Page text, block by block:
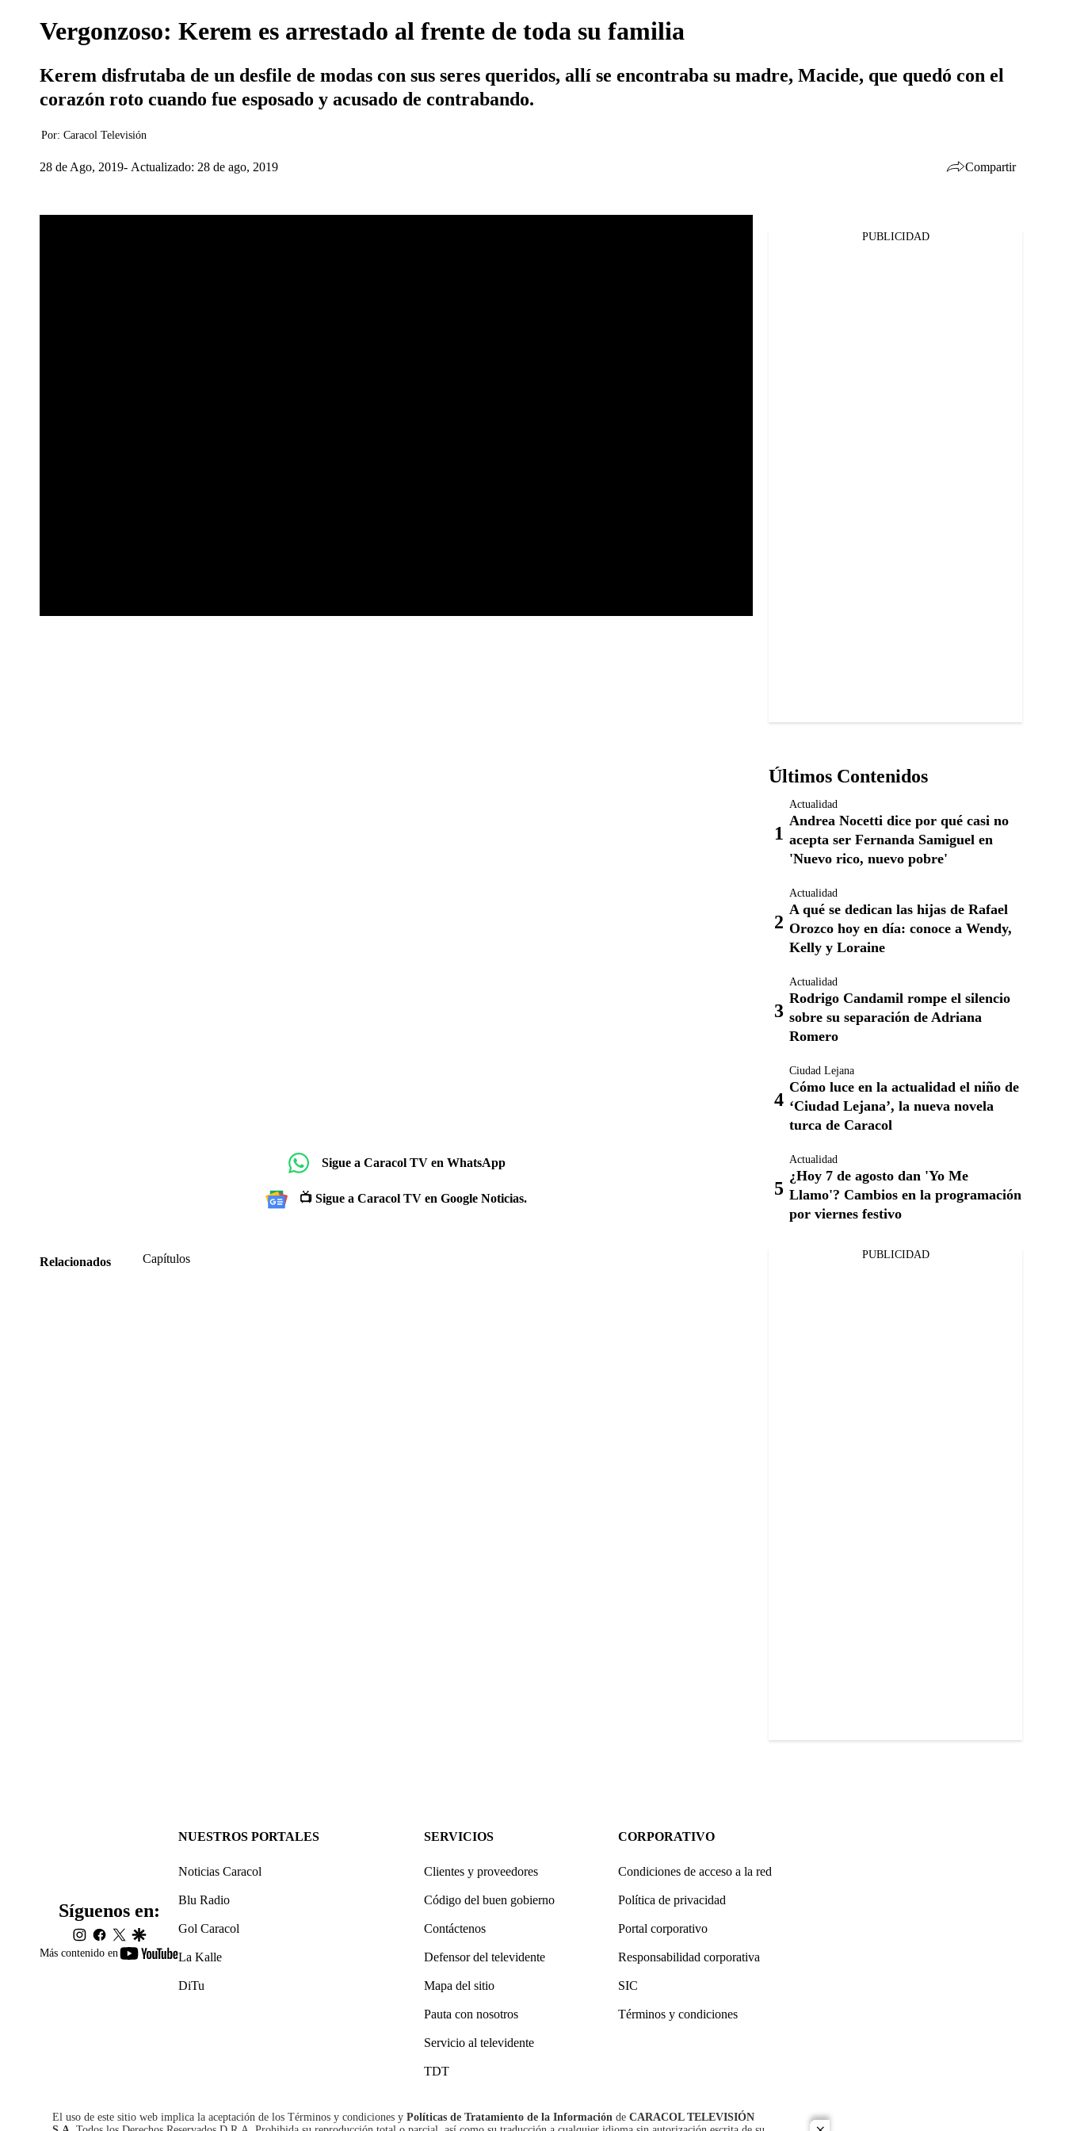
Vergonzoso: Kerem es arrestado al frente de toda su familia
Kerem disfrutaba de un desfile de modas con sus seres queridos, allí se encontraba su madre, Macide, que quedó con el
corazón roto cuando fue esposado y acusado de contrabando.
Por: Caracol Televisión
28 de Ago, 2019 Actualizado: 28 de ago, 2019 Compartir
Sigue a Caracol TV en WhatsApp
📺 Sigue a Caracol TV en Google Noticias.
Relacionados Capítulos
PUBLICIDAD
Últimos Contenidos
Actualidad
Andrea Nocetti dice por qué casi no
acepta ser Fernanda Samiguel en
'Nuevo rico, nuevo pobre'
Actualidad
A qué se dedican las hijas de Rafael
Orozco hoy en día: conoce a Wendy,
Kelly y Loraine
Actualidad
Rodrigo Candamil rompe el silencio
sobre su separación de Adriana
Romero
Ciudad Lejana
Cómo luce en la actualidad el niño de
‘Ciudad Lejana’, la nueva novela
turca de Caracol
Actualidad
¿Hoy 7 de agosto dan 'Yo Me
Llamo'? Cambios en la programación
por viernes festivo
PUBLICIDAD
Más contenido en
youtube-
Síguenos en:
instagram
facebook
twittergoogle
NUESTROS PORTALES
Noticias Caracol
Blu Radio
Gol Caracol
La Kalle
DiTu
SERVICIOS
Clientes y proveedores
Código del buen gobierno
Contáctenos
Defensor del televidente
Mapa del sitio
Pauta con nosotros
Servicio al televidente
TDT
CORPORATIVO
Condiciones de acceso a la red
Política de privacidad
Portal corporativo
Responsabilidad corporativa
SIC
Términos y condiciones
El uso de este sitio web implica la aceptación de los Términos y condiciones y Políticas de Tratamiento de la Información de CARACOL TELEVISIÓN